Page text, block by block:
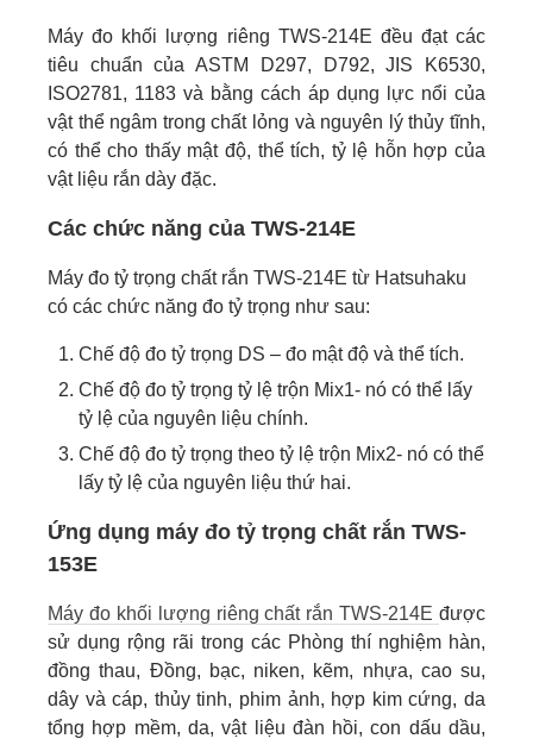
Máy đo khối lượng riêng TWS-214E đều đạt các
tiêu chuẩn của ASTM D297, D792, JIS K6530,
ISO2781, 1183 và bằng cách áp dụng lực nổi của
vật thể ngâm trong chất lỏng và nguyên lý thủy tĩnh,
có thể cho thấy mật độ, thể tích, tỷ lệ hỗn hợp của
vật liệu rắn dày đặc.
Các chức năng của TWS-214E
Máy đo tỷ trọng chất rắn TWS-214E từ Hatsuhaku
có các chức năng đo tỷ trọng như sau:
Chế độ đo tỷ trọng DS – đo mật độ và thể tích.
Chế độ đo tỷ trọng tỷ lệ trộn Mix1- nó có thể lấy
tỷ lệ của nguyên liệu chính.
Chế độ đo tỷ trọng theo tỷ lệ trộn Mix2- nó có thể
lấy tỷ lệ của nguyên liệu thứ hai.
Ứng dụng máy đo tỷ trọng chất rắn TWS-
153E
Máy đo khối lượng riêng chất rắn TWS-214E được
sử dụng rộng rãi trong các Phòng thí nghiệm hàn,
đồng thau, Đồng, bạc, niken, kẽm, nhựa, cao su,
dây và cáp, thủy tinh, phim ảnh, hợp kim cứng, da
tổng hợp mềm, da, vật liệu đàn hồi, con dấu dầu,